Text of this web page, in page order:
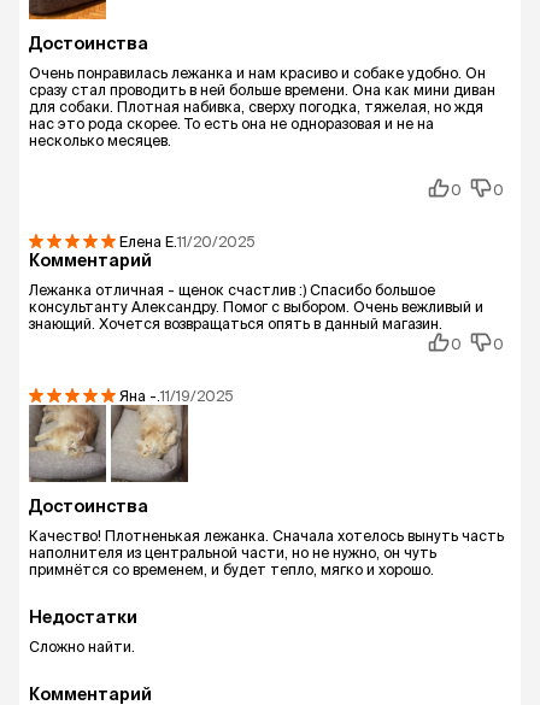
Достоинства
Очень понравилась лежанка и нам красиво и собаке удобно. Он
сразу стал проводить в ней больше времени. Она как мини диван
для собаки. Плотная набивка, сверху погодка, тяжелая, но ждя
нас это рода скорее. То есть она не одноразовая и не на
несколько месяцев.
0 0
Елена Е.11/20/2025
Комментарий
Лежанка отличная - щенок счастлив :) Спасибо большое
консультанту Александру. Помог с выбором. Очень вежливый и
знающий. Хочется возвращаться опять в данный магазин.
0
0
Яна -.11/19/2025
Достоинства
Качество! Плотненькая лежанка. Сначала хотелось вынуть часть
наполнителя из центральной части, но не нужно, он чуть
примнётся со временем, и будет тепло, мягко и хорошо.
Недостатки
Сложно найти.
Комментарий